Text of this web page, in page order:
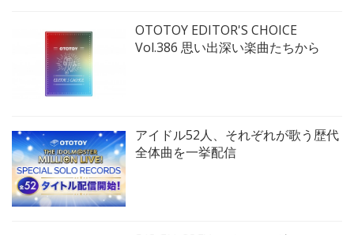
OTOTOY EDITOR'S CHOICE
Vol.386 思い出深い楽曲たちから
アイドル52人、それぞれが歌う歴代
全体曲を一挙配信